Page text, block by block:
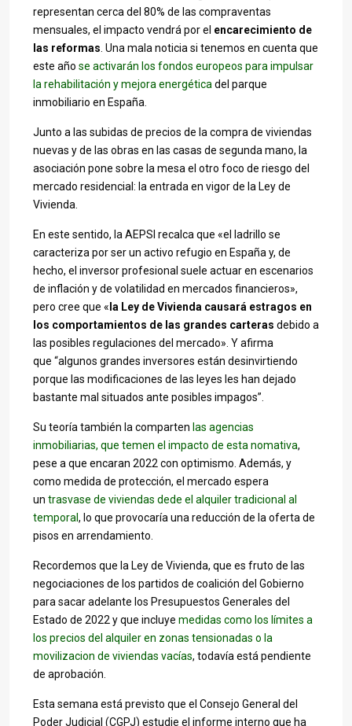
representan cerca del 80% de las compraventas
mensuales, el impacto vendrá por el encarecimiento de
las reformas . Una mala noticia si tenemos en cuenta que
este año se activarán los fondos europeos para impulsar
la rehabilitación y mejora energética del parque
inmobiliario en España.
Junto a las subidas de precios de la compra de viviendas
nuevas y de las obras en las casas de segunda mano, la
asociación pone sobre la mesa el otro foco de riesgo del
mercado residencial: la entrada en vigor de la Ley de
Vivienda.
En este sentido, la AEPSI recalca que «el ladrillo se
caracteriza por ser un activo refugio en España y, de
hecho, el inversor profesional suele actuar en escenarios
de inflación y de volatilidad en mercados financieros»,
pero cree que « la Ley de Vivienda causará estragos en
los comportamientos de las grandes carteras debido a
las posibles regulaciones del mercado». Y afirma
que “algunos grandes inversores están desinvirtiendo
porque las modificaciones de las leyes les han dejado
bastante mal situados ante posibles impagos”.
Su teoría también la comparten las agencias
inmobiliarias, que temen el impacto de esta nomativa,
pese a que encaran 2022 con optimismo. Además, y
como medida de protección, el mercado espera
un trasvase de viviendas dede el alquiler tradicional al
temporal , lo que provocaría una reducción de la oferta de
pisos en arrendamiento.
Recordemos que la Ley de Vivienda, que es fruto de las
negociaciones de los partidos de coalición del Gobierno
para sacar adelante los Presupuestos Generales del
Estado de 2022 y que incluye medidas como los límites a
los precios del alquiler en zonas tensionadas o la
movilizacion de viviendas vacías, todavía está pendiente
de aprobación.
Esta semana está previsto que el Consejo General del
Poder Judicial (CGPJ) estudie el informe interno que ha